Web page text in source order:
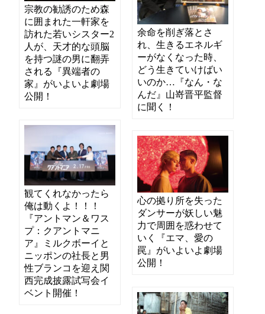
宗教の勧誘のため森
に囲まれた一軒家を
訪れた若いシスター2
人が、天才的な頭脳
を持つ謎の男に翻弄
される『異端者の
家』がいよいよ劇場
公開！
余命を削ぎ落とさ
れ、生きるエネルギ
ーがなくなった時、
どう生きていけばい
いのか…『なん・な
んだ』山嵜晋平監督
に聞く！
観てくれなかったら
俺は動くよ！！！
『アントマン＆ワス
プ：クアントマニ
ア』ミルクボーイと
ニッポンの社長と男
性ブランコを迎え関
西完成披露試写会イ
ベント開催！
心の拠り所を失った
ダンサーが妖しい魅
力で周囲を惑わせて
いく『エマ、愛の
罠』がいよいよ劇場
公開！